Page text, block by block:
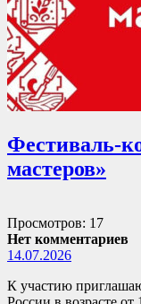
Фестиваль-
мастеров»
Просмотров: 17
Нет комментариев
14.07.2026
К участию